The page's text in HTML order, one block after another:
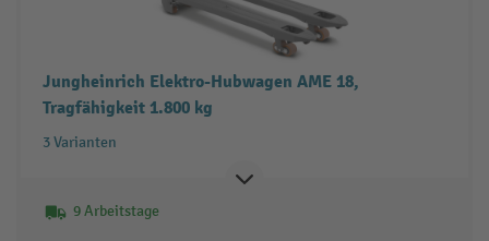
Jungheinrich Elektro-Hubwagen AME 18,
Tragfähigkeit 1.800 kg
3 Varianten
9 Arbeitstage